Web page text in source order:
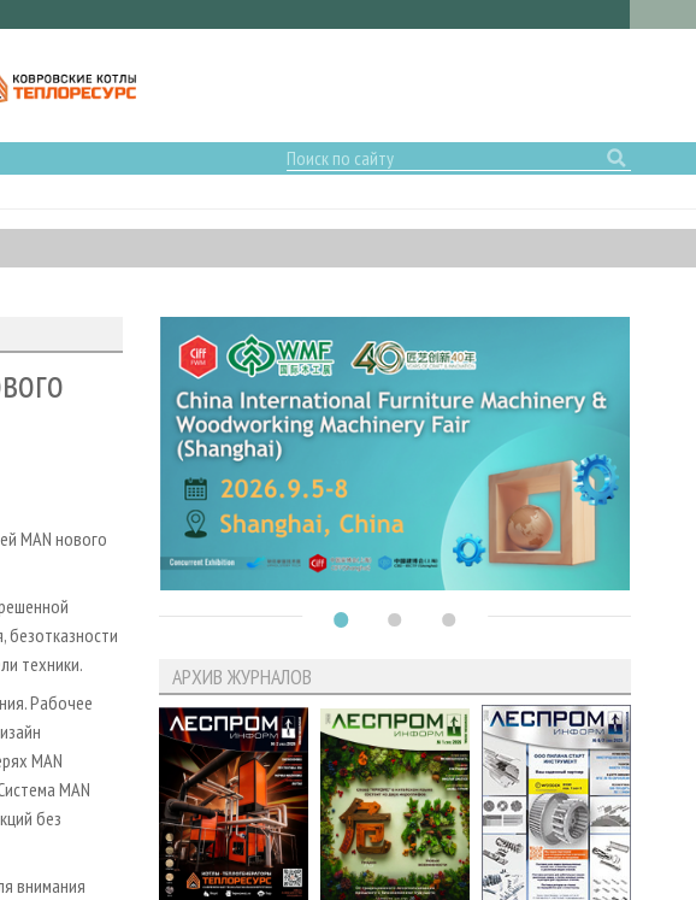
MAN нового
техники.
Рабочее
MAN
MAN
без
внимания
АРХИВ ЖУРНАЛОВ